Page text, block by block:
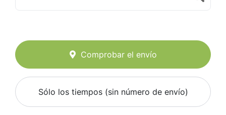
Comprobar el envío
Sólo los tiempos (sin número de envío)